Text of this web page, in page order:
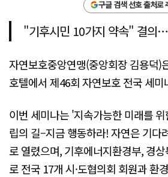
구글 검색 선호 출처로
"기후시민 10가지 약속" 결의
자연보호중앙연맹(중앙회장 김용덕)
호텔에서 제46회 자연보호 전국 세
이번 세미나는 '지속가능한 미래를
립의 길–지금 행동하라! 자연은 기다
로 열렸으며, 기후에너지환경부, 경
로 전국 17개 시·도협의회 회원과 환